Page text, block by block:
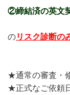
②締結済の英文
のリスク診断の
★通常の審査・
★正式なご依頼